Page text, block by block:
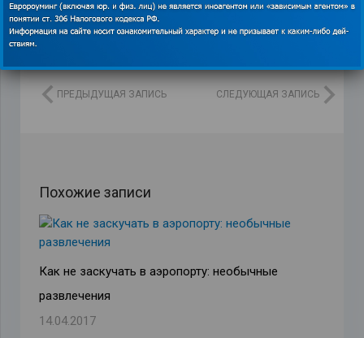
ПРЕДЫДУЩАЯ ЗАПИСЬ СЛЕДУЮЩАЯ ЗАПИСЬ
Похожие записи
Как не заскучать в аэропорту: необычные
развлечения
14.04.2017